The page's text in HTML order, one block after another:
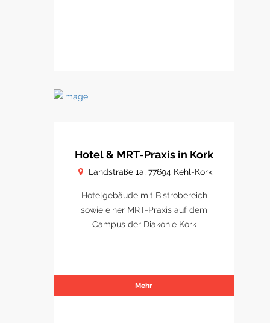
Hotel & MRT-Praxis in Kork
Landstraße 1a, 77694 Kehl-Kork
Hotelgebäude mit Bistrobereich
sowie einer MRT-Praxis auf dem
Campus der Diakonie Kork
Mehr